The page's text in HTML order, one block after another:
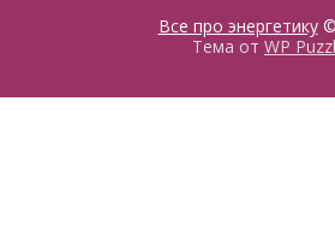
Все про энергетику©
Тема от WP